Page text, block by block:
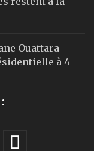
Ouattara
à 4